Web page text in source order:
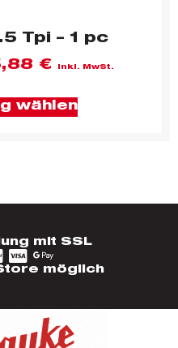
Tpi – 1 pc
€ inkl. MwSt.
wählen
mit SSL
möglich